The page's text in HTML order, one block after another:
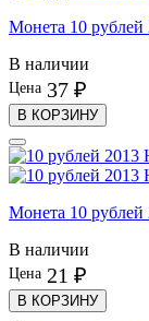
Монета 10
В наличии
Цена 37 ₽
В КОРЗИНУ
Монета 10
В наличии
Цена 21 ₽
В КОРЗИНУ